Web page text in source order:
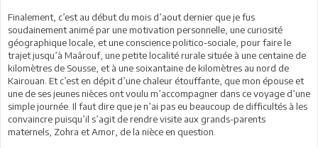
Finalement, c’est au début du mois d’aout dernier que je fus
soudainement animé par une motivation personnelle, une curiosité
géographique locale, et une conscience politico-sociale, pour faire le
trajet jusqu’à Maârouf, une petite localité rurale située à une centaine de
kilomètres de Sousse, et à une soixantaine de kilomètres au nord de
Kairouan. Et c’est en dépit d’une chaleur étouffante, que mon épouse et
une de ses jeunes nièces ont voulu m’accompagner dans ce voyage d’une
simple journée. Il faut dire que je n’ai pas eu beaucoup de difficultés à les
convaincre puisqu’il s’agit de rendre visite aux grands-parents
maternels, Zohra et Amor, de la nièce en question.